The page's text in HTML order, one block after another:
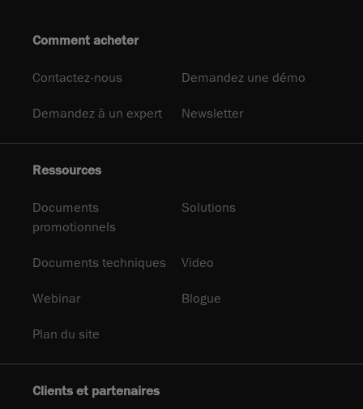
Comment acheter
Contactez-nous Demandez une démo
Demandez à un expert Newsletter
Ressources
Documents
promotionnels
Solutions
Documents techniques Video
Webinar Blogue
Plan du site
Clients et partenaires